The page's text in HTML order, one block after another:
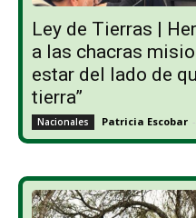
Ley de Tierras |
a las chacras
estar del lado de
tierra”
Nacionales Patricia Escobar -